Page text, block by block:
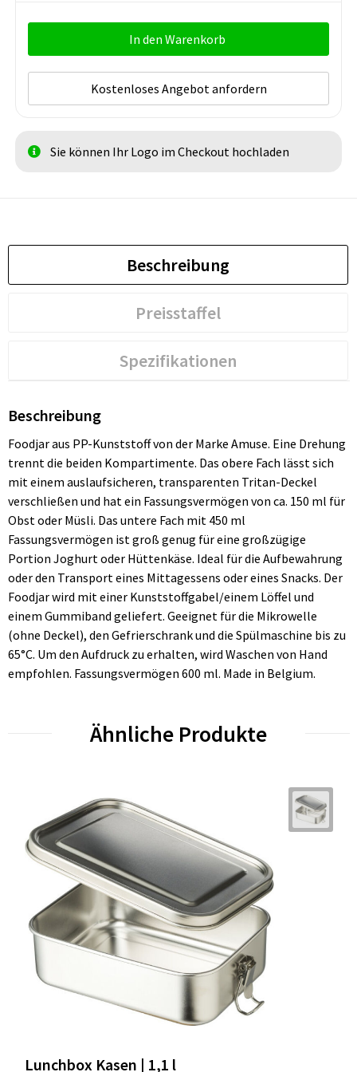
In den Warenkorb
Kostenloses Angebot anfordern
Sie können Ihr Logo im Checkout hochladen
Beschreibung
Preisstaffel
Spezifikationen
Beschreibung
Foodjar aus PP-Kunststoff von der Marke Amuse. Eine Drehung
trennt die beiden Kompartimente. Das obere Fach lässt sich
mit einem auslaufsicheren, transparenten Tritan-Deckel
verschließen und hat ein Fassungsvermögen von ca. 150 ml für
Obst oder Müsli. Das untere Fach mit 450 ml
Fassungsvermögen ist groß genug für eine großzügige
Portion Joghurt oder Hüttenkäse. Ideal für die Aufbewahrung
oder den Transport eines Mittagessens oder eines Snacks. Der
Foodjar wird mit einer Kunststoffgabel/einem Löffel und
einem Gummiband geliefert. Geeignet für die Mikrowelle
(ohne Deckel), den Gefrierschrank und die Spülmaschine bis zu
65°C. Um den Aufdruck zu erhalten, wird Waschen von Hand
empfohlen. Fassungsvermögen 600 ml. Made in Belgium.
Ähnliche Produkte
Lunchbox Kasen | 1,1 l